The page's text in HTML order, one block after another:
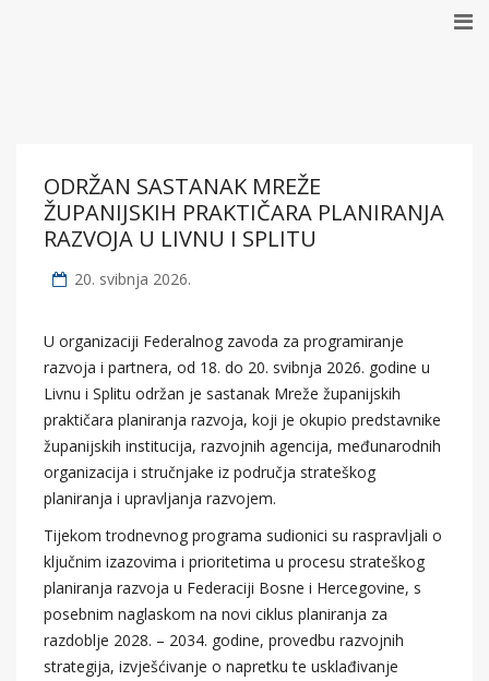
ODRŽAN SASTANAK MREŽE
ŽUPANIJSKIH PRAKTIČARA PLANIRANJA
RAZVOJA U LIVNU I SPLITU
20. svibnja 2026.
U organizaciji Federalnog zavoda za programiranje
razvoja i partnera, od 18. do 20. svibnja 2026. godine u
Livnu i Splitu održan je sastanak Mreže županijskih
praktičara planiranja razvoja, koji je okupio predstavnike
županijskih institucija, razvojnih agencija, međunarodnih
organizacija i stručnjake iz područja strateškog
planiranja i upravljanja razvojem.
Tijekom trodnevnog programa sudionici su raspravljali o
ključnim izazovima i prioritetima u procesu strateškog
planiranja razvoja u Federaciji Bosne i Hercegovine, s
posebnim naglaskom na novi ciklus planiranja za
razdoblje 2028. – 2034. godine, provedbu razvojnih
strategija, izvješćivanje o napretku te usklađivanje